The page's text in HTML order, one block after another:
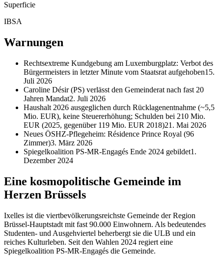
Superficie
IBSA
Warnungen
Rechtsextreme Kundgebung am Luxemburgplatz: Verbot des
Bürgermeisters in letzter Minute vom Staatsrat aufgehoben15.
Juli 2026
Caroline Désir (PS) verlässt den Gemeinderat nach fast 20
Jahren Mandat2. Juli 2026
Haushalt 2026 ausgeglichen durch Rücklagenentnahme (~5,5
Mio. EUR), keine Steuererhöhung; Schulden bei 210 Mio.
EUR (2025, gegenüber 119 Mio. EUR 2018)21. Mai 2026
Neues ÖSHZ-Pflegeheim: Résidence Prince Royal (96
Zimmer)3. März 2026
Spiegelkoalition PS-MR-Engagés Ende 2024 gebildet1.
Dezember 2024
Eine kosmopolitische Gemeinde im
Herzen Brüssels
Ixelles ist die viertbevölkerungsreichste Gemeinde der Region
Brüssel-Hauptstadt mit fast 90.000 Einwohnern. Als bedeutendes
Studenten- und Ausgehviertel beherbergt sie die ULB und ein
reiches Kulturleben. Seit den Wahlen 2024 regiert eine
Spiegelkoalition PS-MR-Engagés die Gemeinde.